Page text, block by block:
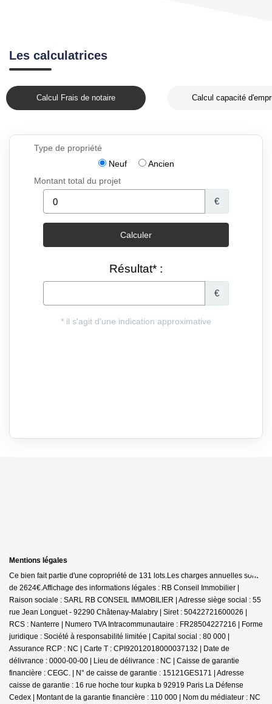
Les calculatrices
Calcul Frais de notaire Calcul capacité
Mentions légales
Ce bien fait partie d'une copropriété de 131 lots.Les charges annuelles sont
de 2624€.Affichage des informations légales : RB Conseil Immobilier |
Raison sociale : SARL RB CONSEIL IMMOBILIER | Adresse siège social : 55
rue Jean Longuet - 92290 Châtenay-Malabry | Siret : 50422721600026 |
RCS : Nanterre | Numero TVA Intracommunautaire : FR28504227216 | Forme
juridique : Société à responsabilité limitée | Capital social : 80 000 |
Assurance RCP : NC | Carte T : CPI92012018000037132 | Date de
délivrance : 0000-00-00 | Lieu de délivrance : NC | Caisse de garantie
financière : CEGC. | N° de caisse de garantie : 15121GES171 | Adresse
caisse de garantie : 16 rue hoche tour kupka b 92919 Paris La Défense
Cedex | Montant de la garantie financière : 110 000 | Nom du médiateur : NC